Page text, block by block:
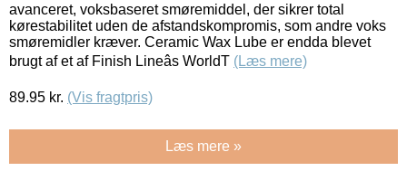
avanceret, voksbaseret smøremiddel, der sikrer total
kørestabilitet uden de afstandskompromis, som andre voks
smøremidler kræver. Ceramic Wax Lube er endda blevet
brugt af et af Finish Lineâs WorldT (Læs mere)
89.95 kr. (Vis fragtpris)
Læs mere »